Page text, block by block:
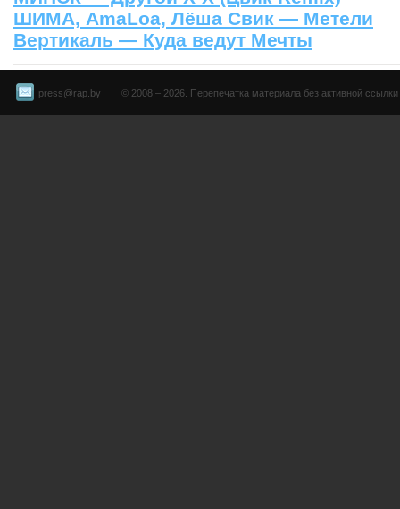
ШИМА, AmaLoa, Лёша Свик — Метели
Вертикаль — Куда ведут Мечты
press@rap.by © 2008 – 2026. Перепечатка материала без активной